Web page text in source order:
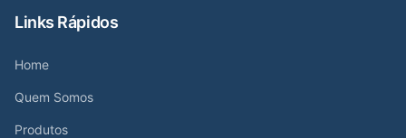
Links Rápidos
Home
Quem Somos
Produtos